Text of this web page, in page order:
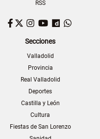
RSS
Facebook
TwitterInstagram
YouTubeDailymotion
Secciones
Valladolid
Provincia
Real Valladolid
Deportes
Castilla y León
Cultura
Fiestas de San Lorenzo